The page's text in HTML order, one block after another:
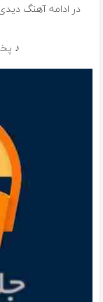
در ادامه آهنگ
♪